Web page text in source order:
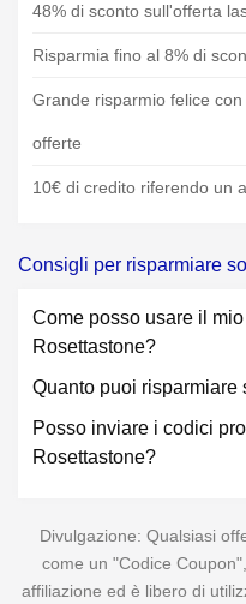
48% di sconto sull'offerta
Risparmia fino al 8% di
Grande risparmio felice
offerte
10€ di credito riferendo un
Consigli per risparmiare
Come posso usare il
Rosettastone?
Quanto puoi risparmiare
Posso inviare i codici
Rosettastone?
Divulgazione: Qualsiasi
come un "Codice
affiliazione ed è libero di